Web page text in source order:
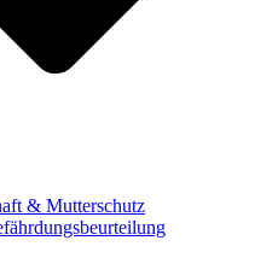
& Mutterschutz